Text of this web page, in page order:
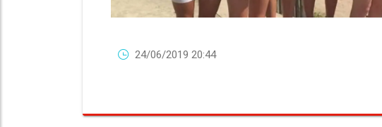
24/06/2019 20:44